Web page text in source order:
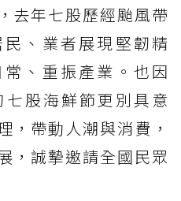
去年七股歷經颱風帶
、業者展現堅韌精
、重振產業。也因
股海鮮節更別具意
，帶動人潮與消費，
，誠摯邀請全國民眾